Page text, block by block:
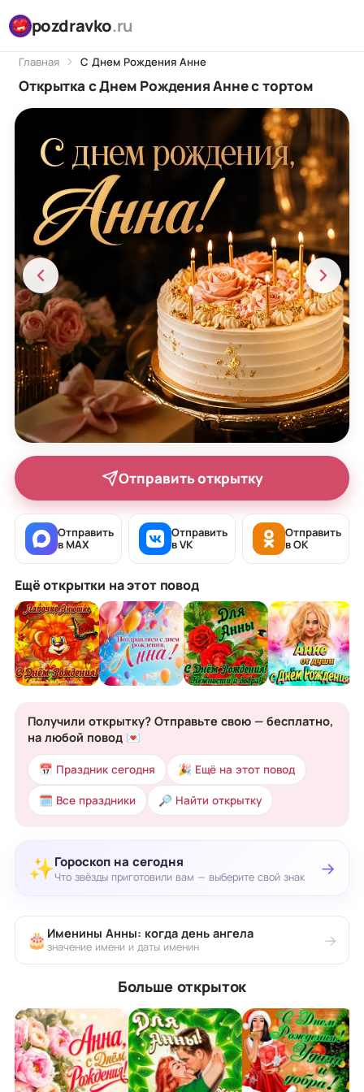
pozdravko.ru
Главная С Днем Рождения Анне
Открытка с Днем Рождения Анне с тортом
Отправить открытку
Отправить
в MAX
Отправить
в VK
Отправить
в OK
Ещё открытки на этот повод
Получили открытку? Отправьте свою — бесплатно,
на любой повод 💌
📅 Праздник сегодня 🎉 Ещё на этот повод
🗓 Все праздники 🔎 Найти открытку
✨Гороскоп на сегодня
Что звёзды приготовили вам — выберите свой знак →
🎂 Именины Анны: когда день ангела
значение имени и даты именин →
Больше открыток